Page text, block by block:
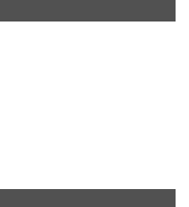
de Sagres) sagrou-se